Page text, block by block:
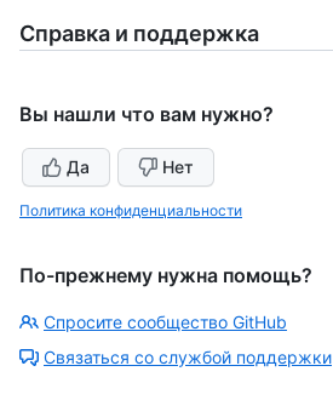
Справка и поддержка
Вы нашли что вам нужно?
Да Нет
Политика конфиденциальности
По-прежнему нужна помощь?
Спросите сообщество GitHub
Связаться со службой поддержки